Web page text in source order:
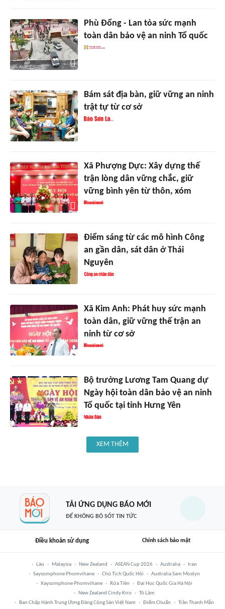
Phù Đổng - Lan tỏa sức mạnh
toàn dân bảo vệ an ninh Tổ quốc
Bám sát địa bàn, giữ vững an ninh
trật tự từ cơ sở
Xã Phượng Dực: Xây dựng thế
trận lòng dân vững chắc, giữ
vững bình yên từ thôn, xóm
Điểm sáng từ các mô hình Công
an gần dân, sát dân ở Thái
Nguyên
Xã Kim Anh: Phát huy sức mạnh
toàn dân, giữ vững thế trận an
ninh từ cơ sở
Bộ trưởng Lương Tam Quang dự
Ngày hội toàn dân bảo vệ an ninh
Tổ quốc tại tỉnh Hưng Yên
XEM THÊM
TẢI ỨNG DỤNG BÁO MỚI
ĐỂ KHÔNG BỎ SÓT TIN TỨC
Điều khoản sử dụng Chính sách bảo mật
Lào Malaysia New Zealand ASEAN Cup 2026 Australia
Iran
Saysomphone Phomvihane
Chủ Tịch Quốc Hội
Australia Sam Mostyn
Xaysomphone Phomvihane
Rửa Tiền
Đại Học Quốc Gia Hà Nội
New Zealand Cindy Kiro
Tô Lâm
Ban Chấp Hành Trung Ương Đảng Cộng Sản Việt Nam
Điểm Chuẩn
Trần Thanh Mẫn